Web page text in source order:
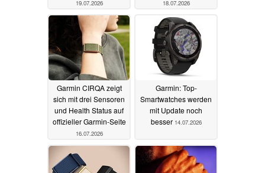
19.07.2026 18.07.2026
Garmin CIRQA zeigt
sich mit drei Sensoren
und Health Status auf
offizieller Garmin-Seite
16.07.2026
Garmin: Top-
Smartwatches werden
mit Update noch
besser 14.07.2026